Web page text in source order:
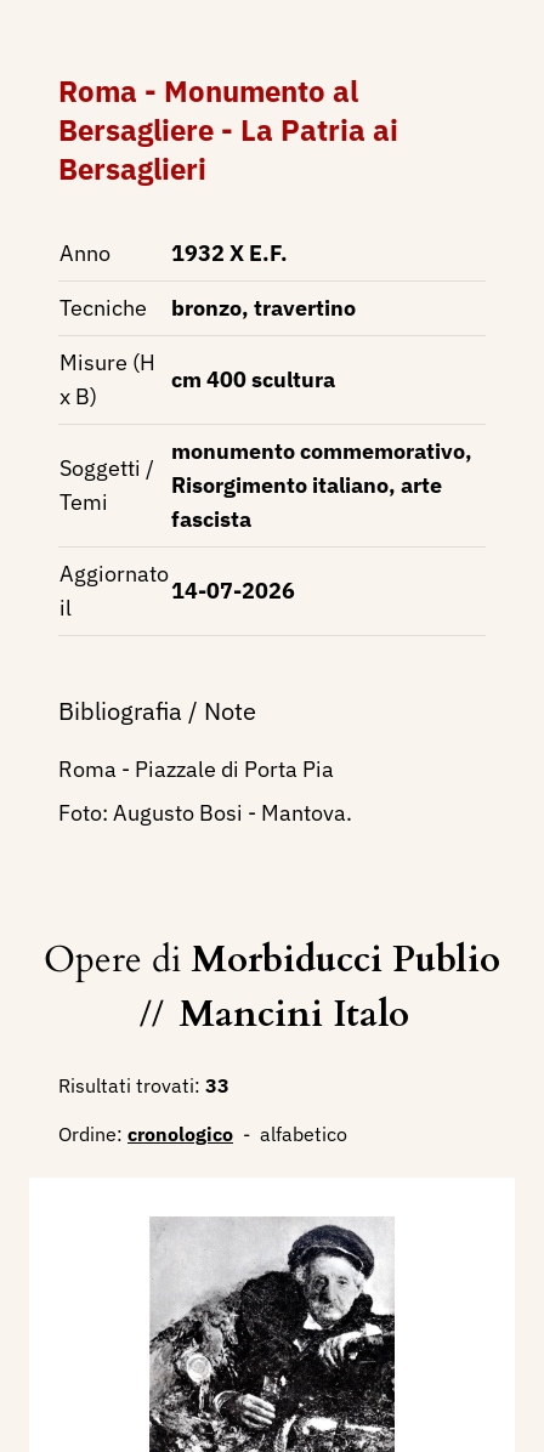
Roma - Monumento al
Bersagliere - La Patria ai
Bersaglieri
Anno
1932 X E.F.
Tecniche
bronzo, travertino
Misure (H
x B)
cm 400 scultura
Soggetti /
Temi
monumento commemorativo,
Risorgimento italiano, arte
fascista
Aggiornato
il
14-07-2026
Bibliografia / Note
Roma - Piazzale di Porta Pia
Foto: Augusto Bosi - Mantova.
Opere diMorbiducci Publio
// Mancini Italo
Risultati trovati: 33
Ordine: cronologico - alfabetico